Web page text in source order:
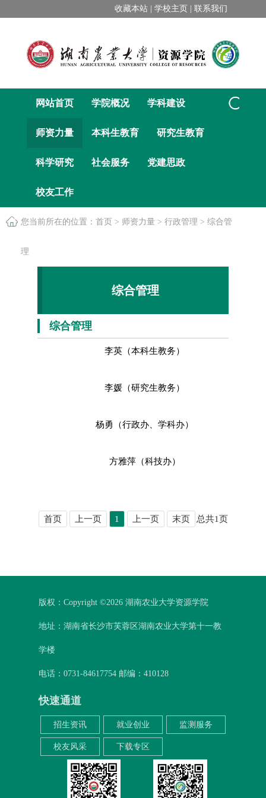
收藏本站 |学校主页 | 联系我们
网站首页 学院概况 学科建设
师资力量 本科生教育 研究生教育
科学研究 社会服务 党建思政
校友工作
您当前所在的位置： 首页 > 师资力量> 行政管理 > 综合管
理
综合管理
综合管理
李英（本科生教务）
李媛（研究生教务）
杨勇（行政办、学科办）
方雅萍（科技办）
首页 上一页 1 上一页 末页 总共1页
版权：Copyright ©2026 湖南农业大学资源学院
地址：湖南省长沙市芙蓉区湖南农业大学第十一教
学楼
电话：0731-84617754 邮编：410128
快速通道
招生资讯 就业创业 监测服务
校友风采 下载专区